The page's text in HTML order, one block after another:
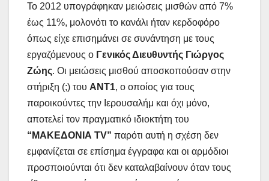
Το 2012 υπογράφηκαν μειώσεις μισθών από 7%
έως 11%, μολονότι το κανάλι ήταν κερδοφόρο
όπως είχε επισημάνει σε συνάντηση με τους
εργαζόμενους ο Γενικός Διευθυντής Γιώργος
Ζώης. Οι μειώσεις μισθού αποσκοπούσαν στην
στήριξη (;) του AΝΤ1, o oποίος για τους
παροικούντες την Ιερουσαλήμ και όχι μόνο,
αποτελεί τον πραγματικό ιδιοκτήτη του
“MAKEΔΟΝΙΑ TV” παρότι αυτή η σχέση δεν
εμφανίζεται σε επίσημα έγγραφα και οι αρμόδιοι
προσποιούνται ότι δεν καταλαβαίνουν όταν τους